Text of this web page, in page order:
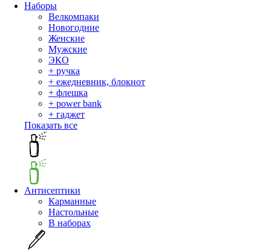
Наборы
Велкомпаки
Новогодние
Женские
Мужские
ЭКО
+ ручка
+ ежедневник, блокнот
+ флешка
+ power bank
+ гаджет
Показать все
Антисептики
Карманные
Настольные
В наборах